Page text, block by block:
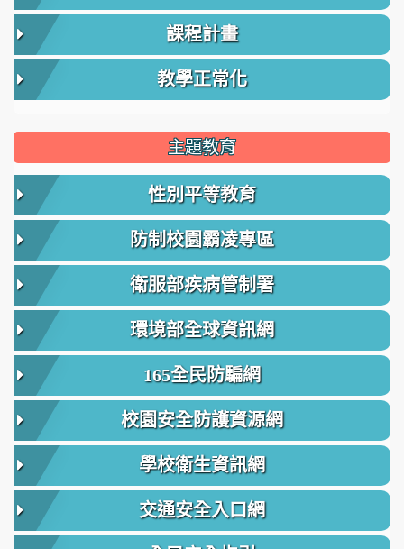
課程計畫
教學正常化
主題教育
性別平等教育
防制校園霸凌專區
衛服部疾病管制署
環境部全球資訊網
165全民防騙網
校園安全防護資源網
學校衛生資訊網
交通安全入口網